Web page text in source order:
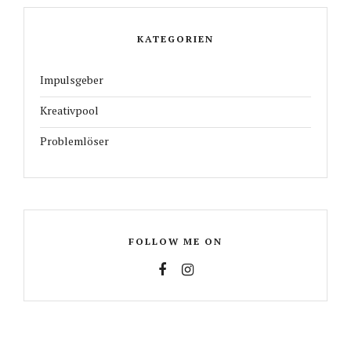
KATEGORIEN
Impulsgeber
Kreativpool
Problemlöser
FOLLOW ME ON